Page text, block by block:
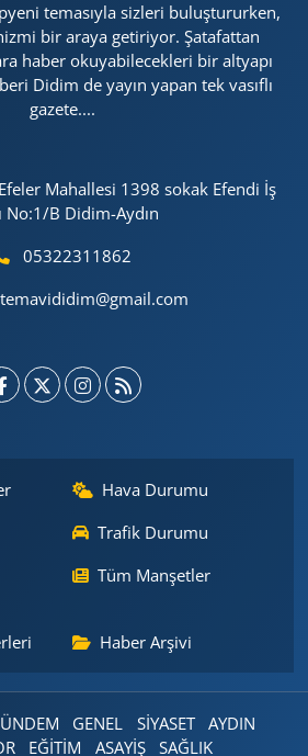
temasıyla sizleri buluştururken,
bir araya getiriyor. Şatafattan
haber okuyabilecekleri bir altyapı
Didim de yayın yapan tek vasıflı
gazete....
Mahallesi 1398 sokak Efendi İş
No:1/B Didim-Aydın
05322311862
Hava Durumu
Trafik Durumu
Tüm Manşetler
Haber Arşivi
GENEL SİYASET
AYDIN
EĞİTİM ASAYİŞ SAĞLIK